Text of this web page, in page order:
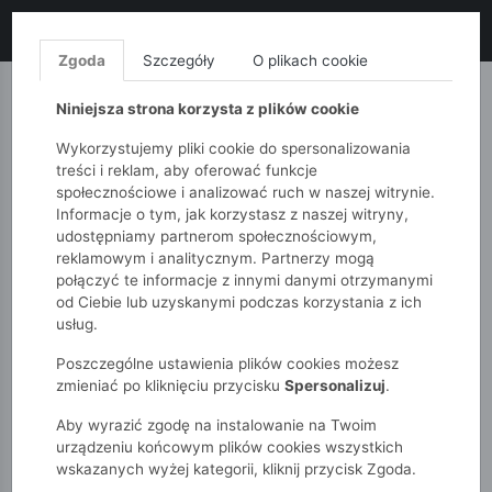
MONNARI QUIOSQUE
51015kids
Chłopcy 2-7 lat
Szara bluza chłopięca z kapturem – rozpinana z nadrukiem.
Zgoda Szczegóły O plikach cookie
Niniejsza strona korzysta z plików cookie
Wykorzystujemy pliki cookie do spersonalizowania
treści i reklam, aby oferować funkcje
społecznościowe i analizować ruch w naszej witrynie.
Informacje o tym, jak korzystasz z naszej witryny,
udostępniamy partnerom społecznościowym,
reklamowym i analitycznym. Partnerzy mogą
połączyć te informacje z innymi danymi otrzymanymi
od Ciebie lub uzyskanymi podczas korzystania z ich
usług.
Poszczególne ustawienia plików cookies możesz
zmieniać po kliknięciu przycisku Spersonalizuj.
Aby wyrazić zgodę na instalowanie na Twoim
urządzeniu końcowym plików cookies wszystkich
wskazanych wyżej kategorii, kliknij przycisk Zgoda.